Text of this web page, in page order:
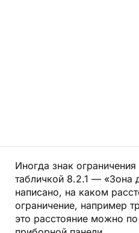
Иногда знак
табличкой 8.2.1 — «Зона
написано, на каком
ограничение, например
это расстояние можно